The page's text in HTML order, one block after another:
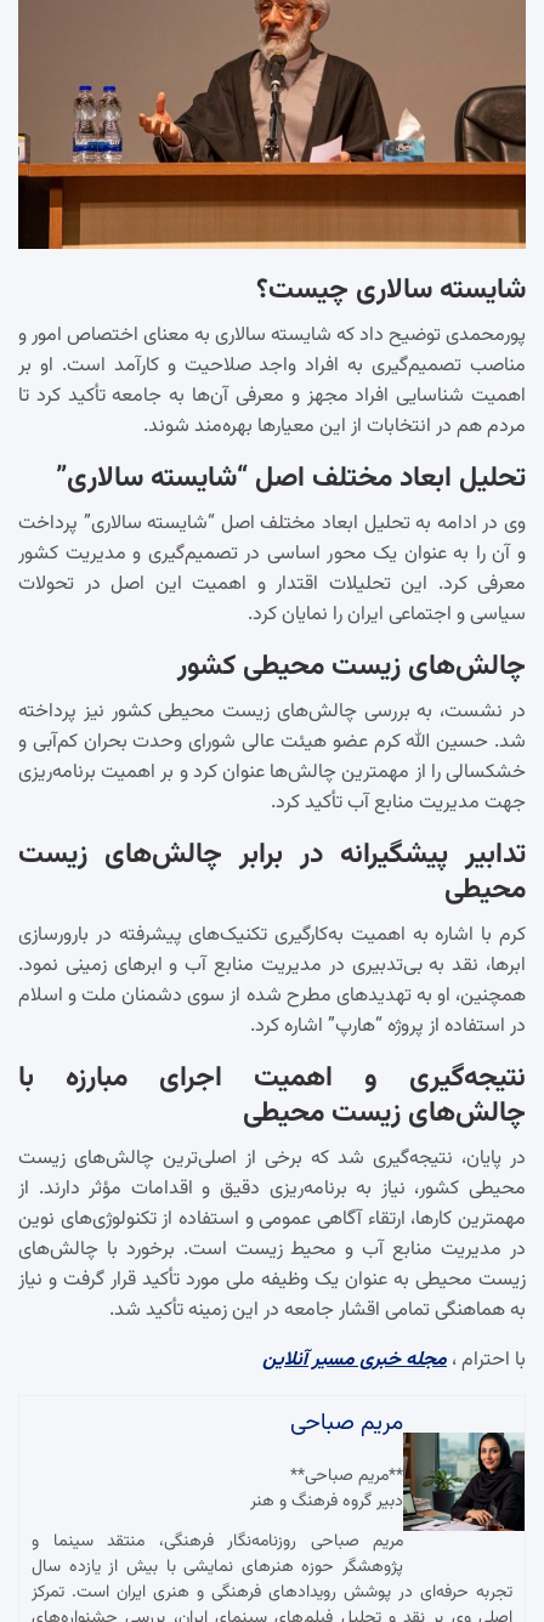
شایسته سالاری چیست؟
پورمحمدی توضیح داد که شایسته سالاری به معنای اختصاص امور و
مناصب تصمیم‌گیری به افراد واجد صلاحیت و کارآمد است. او بر
اهمیت شناسایی افراد مجهز و معرفی آن‌ها به جامعه تأکید کرد تا
مردم هم در انتخابات از این معیارها بهره‌مند شوند.
تحلیل ابعاد مختلف اصل “شایسته سالاری”
وی در ادامه به تحلیل ابعاد مختلف اصل “شایسته سالاری” پرداخت
و آن را به عنوان یک محور اساسی در تصمیم‌گیری و مدیریت کشور
معرفی کرد. این تحلیلات اقتدار و اهمیت این اصل در تحولات
سیاسی و اجتماعی ایران را نمایان کرد.
چالش‌های زیست محیطی کشور
در نشست، به بررسی چالش‌های زیست محیطی کشور نیز پرداخته
شد. حسین الله کرم عضو هیئت عالی شورای وحدت بحران کم‌آبی و
خشکسالی را از مهمترین چالش‌ها عنوان کرد و بر اهمیت برنامه‌ریزی
جهت مدیریت منابع آب تأکید کرد.
تدابیر پیشگیرانه در برابر چالش‌های زیست
محیطی
کرم با اشاره به اهمیت به‌کارگیری تکنیک‌های پیشرفته در بارورسازی
ابرها، نقد به بی‌تدبیری در مدیریت منابع آب و ابرهای زمینی نمود.
همچنین، او به تهدیدهای مطرح شده از سوی دشمنان ملت و اسلام
در استفاده از پروژه “هارپ” اشاره کرد.
نتیجه‌گیری و اهمیت اجرای مبارزه با
چالش‌های زیست محیطی
در پایان، نتیجه‌گیری شد که برخی از اصلی‌ترین چالش‌های زیست
محیطی کشور، نیاز به برنامه‌ریزی دقیق و اقدامات مؤثر دارند. از
مهمترین کارها، ارتقاء آگاهی عمومی و استفاده از تکنولوژی‌های نوین
در مدیریت منابع آب و محیط زیست است. برخورد با چالش‌های
زیست محیطی به عنوان یک وظیفه ملی مورد تأکید قرار گرفت و نیاز
به هماهنگی تمامی اقشار جامعه در این زمینه تأکید شد.
با احترام ، مجله خبری مسیر آنلاین
مریم صباحی
**مریم صباحی**
دبیر گروه فرهنگ و هنر
مریم صباحی روزنامه‌نگار فرهنگی، منتقد سینما و
پژوهشگر حوزه هنرهای نمایشی با بیش از یازده سال
تجربه حرفه‌ای در پوشش رویدادهای فرهنگی و هنری ایران است. تمرکز